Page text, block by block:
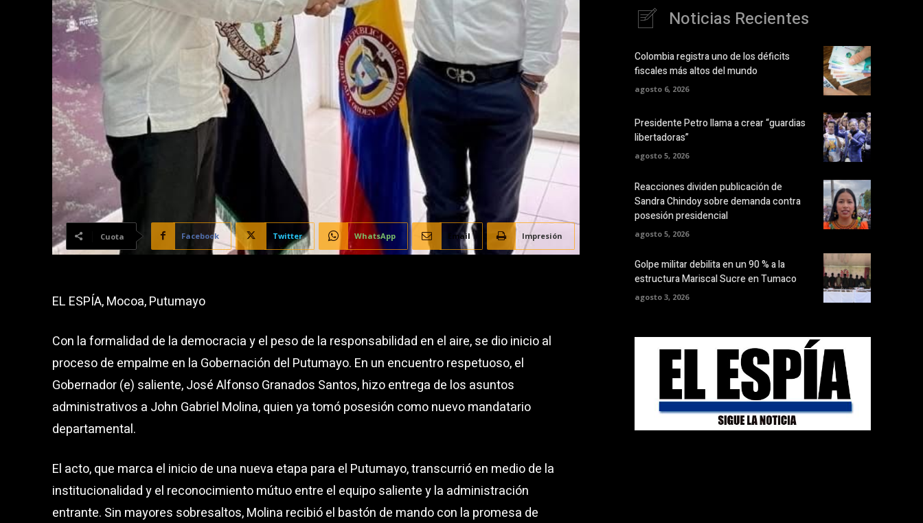
Cuota Facebook Twitter WhatsApp Email Impresión
EL ESPÍA, Mocoa, Putumayo
Con la formalidad de la democracia y el peso de la responsabilidad en el aire, se dio inicio al
proceso de empalme en la Gobernación del Putumayo. En un encuentro respetuoso, el
Gobernador (e) saliente, José Alfonso Granados Santos, hizo entrega de los asuntos
administrativos a John Gabriel Molina, quien ya tomó posesión como nuevo mandatario
departamental.
El acto, que marca el inicio de una nueva etapa para el Putumayo, transcurrió en medio de la
institucionalidad y el reconocimiento mútuo entre el equipo saliente y la administración
entrante. Sin mayores sobresaltos, Molina recibió el bastón de mando con la promesa de
Noticias Recientes
Colombia registra uno de los déficits
fiscales más altos del mundo
agosto 6, 2026
Presidente Petro llama a crear “guardias
libertadoras”
agosto 5, 2026
Reacciones dividen publicación de
Sandra Chindoy sobre demanda contra
posesión presidencial
agosto 5, 2026
Golpe militar debilita en un 90 % a la
estructura Mariscal Sucre en Tumaco
agosto 3, 2026